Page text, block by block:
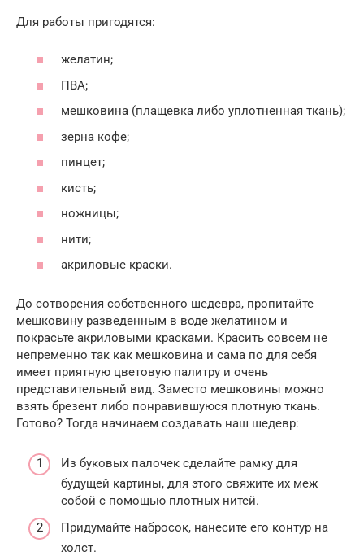
Для работы пригодятся:
желатин;
ПВА;
мешковина (плащевка либо уплотненная ткань);
зерна кофе;
пинцет;
кисть;
ножницы;
нити;
акриловые краски.
До сотворения собственного шедевра, пропитайте
мешковину разведенным в воде желатином и
покрасьте акриловыми красками. Красить совсем не
непременно так как мешковина и сама по для себя
имеет приятную цветовую палитру и очень
представительный вид. Заместо мешковины можно
взять брезент либо понравившуюся плотную ткань.
Готово? Тогда начинаем создавать наш шедевр:
Из буковых палочек сделайте рамку для
будущей картины, для этого свяжите их меж
собой с помощью плотных нитей.
Придумайте набросок, нанесите его контур на
холст.